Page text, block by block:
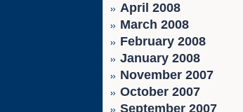
April 2008
March 2008
February 2008
January 2008
November 2007
October 2007
September 2007